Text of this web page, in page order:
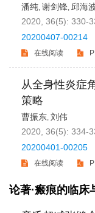
潘纯, 谢剑锋, 邱海
2020, 36(5): 330-
20200407-00214
在线阅读
从全身性炎症
策略
曹振东, 刘伟
2020, 36(5): 334-
20200401-00205
在线阅读
论著·瘢痕的临床